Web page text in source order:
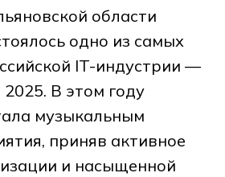
области
одно из самых
IT-индустрии —
В этом году
музыкальным
приняв активное
и насыщенной